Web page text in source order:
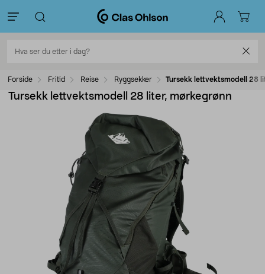
Forside Fritid Reise Ryggsekker Tursekk lettvektsmodell 28
Tursekk lettvektsmodell 28 liter, mørkegrønn